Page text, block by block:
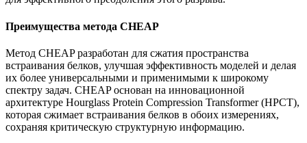
Преимущества метода CHEAP
Метод CHEAP разработан для сжатия пространства
встраивания белков, улучшая эффективность моделей и делая
их более универсальными и применимыми к широкому
спектру задач. CHEAP основан на инновационной
архитектуре Hourglass Protein Compression Transformer (HPCT),
которая сжимает встраивания белков в обоих измерениях,
сохраняя критическую структурную информацию.